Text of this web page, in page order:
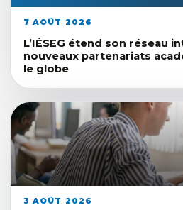
7 AOÛT 2026
L’IÉSEG étend son réseau
nouveaux partenariats
le globe
3 AOÛT 2026